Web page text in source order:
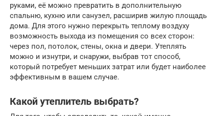
руками, её можно превратить в дополнительную
спальню, кухню или санузел, расширив жилую площадь
дома. Для этого нужно перекрыть теплому воздуху
возможность выхода из помещения со всех сторон:
через пол, потолок, стены, окна и двери. Утеплять
можно и изнутри, и снаружи, выбрав тот способ,
который потребует меньших затрат или будет наиболее
эффективным в вашем случае.
Какой утеплитель выбрать?